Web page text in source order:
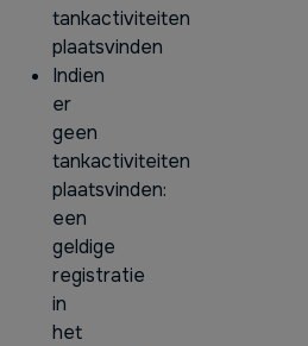
tankactiviteiten
plaatsvinden
Indien
er
geen
tankactiviteiten
plaatsvinden:
een
geldige
registratie
in
het